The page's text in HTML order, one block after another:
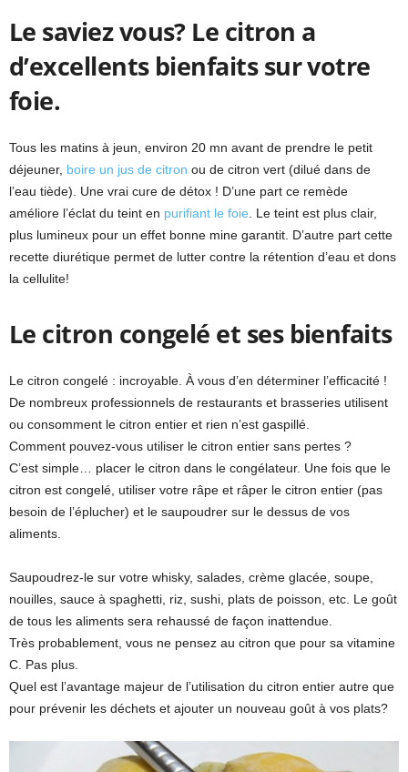
Le saviez vous? Le citron a
d’excellents bienfaits sur votre
foie.
Tous les matins à jeun, environ 20 mn avant de prendre le petit
déjeuner, boire un jus de citron ou de citron vert (dilué dans de
l’eau tiède). Une vrai cure de détox ! D’une part ce remède
améliore l’éclat du teint en purifiant le foie . Le teint est plus clair,
plus lumineux pour un effet bonne mine garantit. D’autre part cette
recette diurétique permet de lutter contre la rétention d’eau et dons
la cellulite!
Le citron congelé et ses bienfaits
Le citron congelé : incroyable. À vous d’en déterminer l’efficacité !
De nombreux professionnels de restaurants et brasseries utilisent
ou consomment le citron entier et rien n’est gaspillé.
Comment pouvez-vous utiliser le citron entier sans pertes ?
C’est simple… placer le citron dans le congélateur. Une fois que le
citron est congelé, utiliser votre râpe et râper le citron entier (pas
besoin de l’éplucher) et le saupoudrer sur le dessus de vos
aliments.
Saupoudrez-le sur votre whisky, salades, crème glacée, soupe,
nouilles, sauce à spaghetti, riz, sushi, plats de poisson, etc. Le goût
de tous les aliments sera rehaussé de façon inattendue.
Très probablement, vous ne pensez au citron que pour sa vitamine
C. Pas plus.
Quel est l’avantage majeur de l’utilisation du citron entier autre que
pour prévenir les déchets et ajouter un nouveau goût à vos plats?